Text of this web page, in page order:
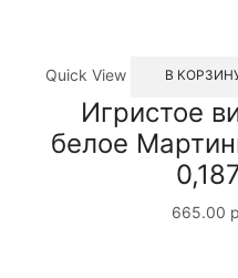
Quick View В
Игристое
белое
665.00